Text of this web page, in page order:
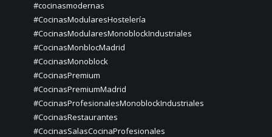
#cocinasmodernas
#CocinasModularesHostelería
#CocinasModularesMonoblockIndustriales
#CocinasMonblocMadrid
#CocinasMonoblock
#CocinasPremium
#CocinasPremiumMadrid
#CocinasProfesionalesMonoblockIndustriales
#CocinasRestaurantes
#CocinasSalasCocinaProfesionales